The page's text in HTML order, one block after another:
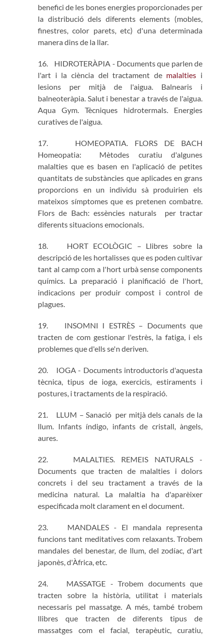
benefici de les bones energies proporcionades per
la distribució dels diferents elements (mobles,
finestres, color parets, etc) d'una determinada
manera dins de la llar.
16. HIDROTERÀPIA - Documents que parlen de
l'art i la ciència del tractament de malalties i
lesions per mitjà de l'aigua. Balnearis i
balneoteràpia. Salut i benestar a través de l'aigua.
Aqua Gym. Tècniques hidrotermals. Energies
curatives de l'aigua.
17. HOMEOPATIA. FLORS DE BACH
Homeopatia: Mètodes curatiu d'algunes
malalties que es basen en l'aplicació de petites
quantitats de substàncies que aplicades en grans
proporcions en un individu sà produirien els
mateixos símptomes que es pretenen combatre.
Flors de Bach: essències naturals per tractar
diferents situacions emocionals.
18. HORT ECOLÒGIC – Llibres sobre la
descripció de les hortalisses que es poden cultivar
tant al camp com a l'hort urbà sense components
químics. La preparació i planificació de l'hort,
indicacions per produir compost i control de
plagues.
19. INSOMNI I ESTRÈS – Documents que
tracten de com gestionar l'estrès, la fatiga, i els
problemes que d'ells se'n deriven.
20. IOGA - Documents introductoris d'aquesta
tècnica, tipus de ioga, exercicis, estiraments i
postures, i tractaments de la respiració.
21. LLUM – Sanació per mitjà dels canals de la
llum. Infants índigo, infants de cristall, àngels,
aures.
22. MALALTIES. REMEIS NATURALS -
Documents que tracten de malalties i dolors
concrets i del seu tractament a través de la
medicina natural. La malaltia ha d'aparèixer
especificada molt clarament en el document.
23. MANDALES - El mandala representa
funcions tant meditatives com relaxants. Trobem
mandales del benestar, de llum, del zodíac, d'art
japonès, d'Àfrica, etc.
24. MASSATGE - Trobem documents que
tracten sobre la història, utilitat i materials
necessaris pel massatge. A més, també trobem
llibres que tracten de diferents tipus de
massatges com el facial, terapèutic, curatiu,